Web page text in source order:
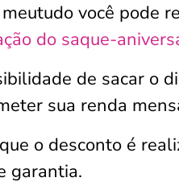
você pode
do saque-
de sacar o
sua renda
o desconto é
garantia.